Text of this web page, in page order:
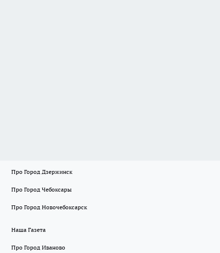
Про Город Дзержинск
Про Город Чебоксары
Про Город Новочебоксарск
Наша Газета
Про Город Иваново